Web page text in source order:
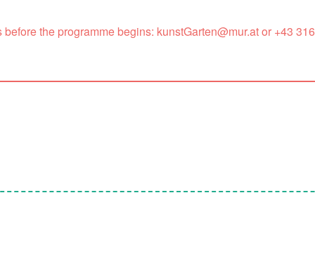
the programme begins: kunstGarten@mur.at or +43 316